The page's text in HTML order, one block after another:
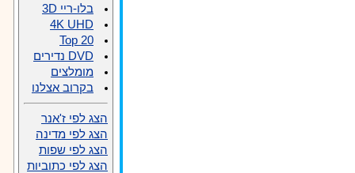
בלו-ריי 3D
4K UHD
Top 20
DVD נדירים
מומלצים
בקרוב אצלנו
הצג לפי ז'אנר
הצג לפי מדינה
הצג לפי שפות
הצג לפי כתוביות